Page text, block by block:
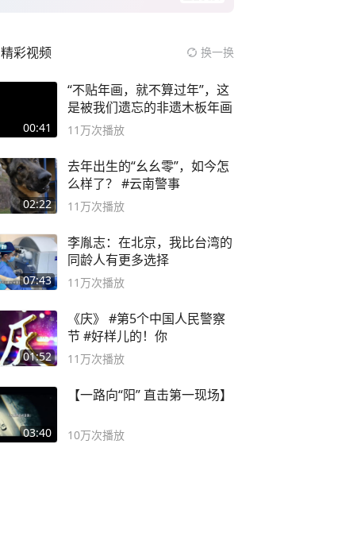
精彩视频 换一换
00:41
“不贴年画，就不算过年”，这
是被我们遗忘的非遗木板年画
11万次播放
02:22
去年出生的“幺幺零”，如今怎
么样了？ #云南警事
11万次播放
07:43
李胤志：在北京，我比台湾的
同龄人有更多选择
11万次播放
01:52
《庆》 #第5个中国人民警察
节 #好样儿的！你
11万次播放
03:40
【一路向“阳” 直击第一现场】
10万次播放